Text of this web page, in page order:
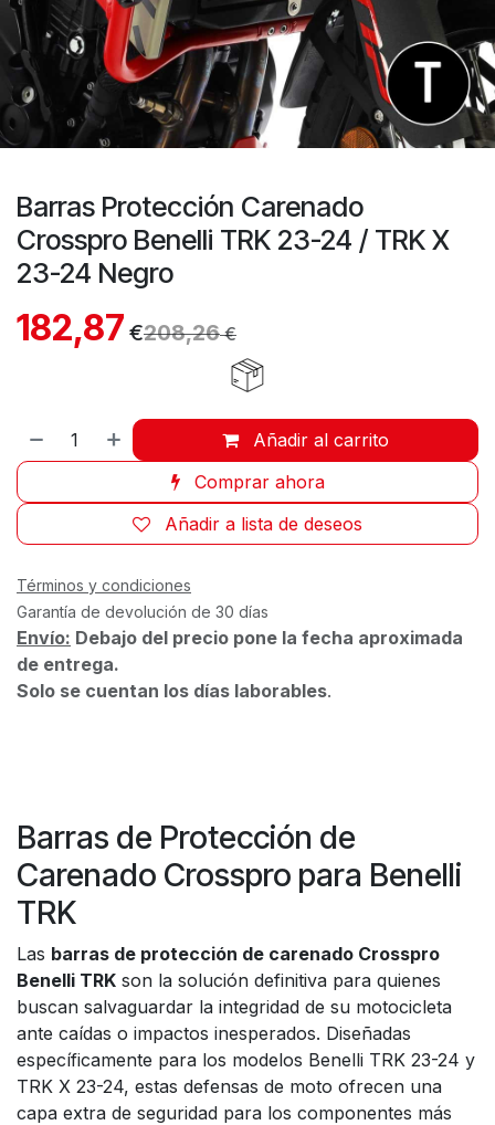
Barras Protección Carenado
Crosspro Benelli TRK 23-24 / TRK X
23-24 Negro
182,87 €208,26€
Añadir al carrito
Comprar ahora
Añadir a lista de deseos
Términos y condiciones
Garantía de devolución de 30 días
Envío: Debajo del precio pone la fecha aproximada
de entrega.
Solo se cuentan los días laborables.
Barras de Protección de
Carenado Crosspro para Benelli
TRK
Las barras de protección de carenado Crosspro
Benelli TRK son la solución definitiva para quienes
buscan salvaguardar la integridad de su motocicleta
ante caídas o impactos inesperados. Diseñadas
específicamente para los modelos Benelli TRK 23-24 y
TRK X 23-24, estas defensas de moto ofrecen una
capa extra de seguridad para los componentes más